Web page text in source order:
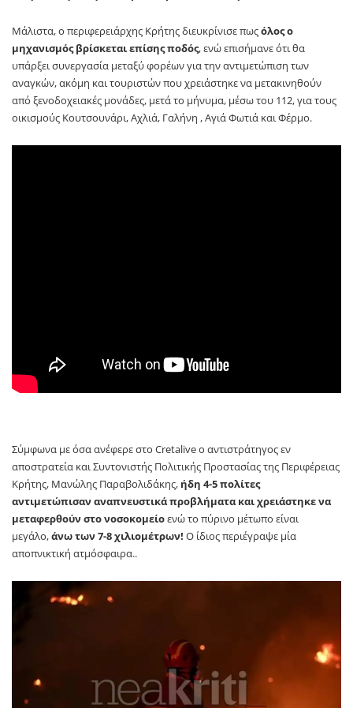
Μάλιστα, ο περιφερειάρχης Κρήτης διευκρίνισε πωςόλος ο
μηχανισμός βρίσκεται επίσης ποδός, ενώ επισήμανε ότι θα
υπάρξει συνεργασία μεταξύ φορέων για την αντιμετώπιση των
αναγκών, ακόμη και τουριστών που χρειάστηκε να μετακινηθούν
από ξενοδοχειακές μονάδες, μετά το μήνυμα, μέσω του 112, για τους
οικισμούς Κουτσουνάρι, Αχλιά, Γαλήνη , Αγιά Φωτιά και Φέρμο.
Σύμφωνα με όσα ανέφερε στο Cretalive ο αντιστράτηγος εν
αποστρατεία και Συντονιστής Πολιτικής Προστασίας της Περιφέρειας
Κρήτης, Μανώλης Παραβολιδάκης, ήδη 4-5 πολίτες
αντιμετώπισαν αναπνευστικά προβλήματα και χρειάστηκε να
μεταφερθούν στο νοσοκομείοενώ το πύρινο μέτωπο είναι
μεγάλο,άνω των 7-8 χιλιομέτρων! Ο ίδιος περιέγραψε μία
αποπνικτική ατμόσφαιρα..